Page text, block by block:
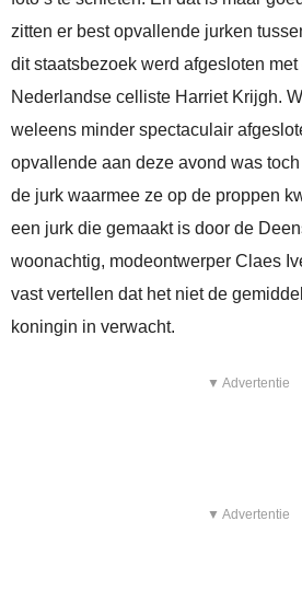
zitten er best opvallende jurken
dit staatsbezoek werd afgesloten
Nederlandse celliste Harriet Krijgh.
weleens minder spectaculair
opvallende aan deze avond was
de jurk waarmee ze op de proppen
een jurk die gemaakt is door de
woonachtig, modeontwerper Claes
vast vertellen dat het niet de
koningin in verwacht.
▼ Advertentie
▼ Advertentie